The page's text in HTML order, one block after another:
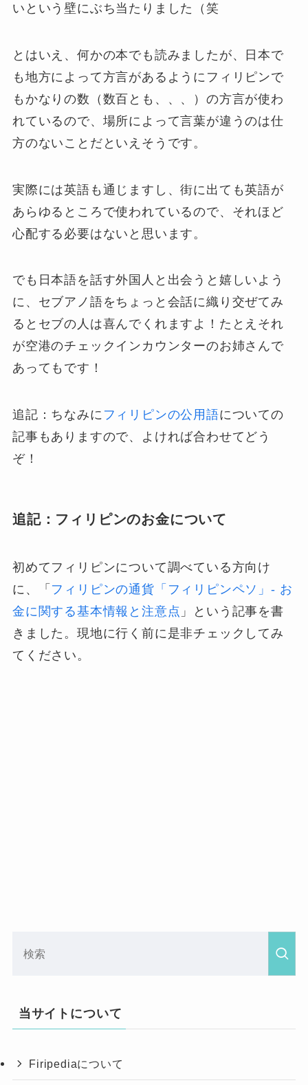
いという壁にぶち当たりました（笑
とはいえ、何かの本でも読みましたが、日本で
も地方によって方言があるようにフィリピンで
もかなりの数（数百とも、、、）の方言が使わ
れているので、場所によって言葉が違うのは仕
方のないことだといえそうです。
実際には英語も通じますし、街に出ても英語が
あらゆるところで使われているので、それほど
心配する必要はないと思います。
でも日本語を話す外国人と出会うと嬉しいよう
に、 セブアノ語をちょっと会話に織り交ぜてみ
るとセブの人は喜んでくれますよ！ たとえそれ
が空港のチェックインカウンターのお姉さんで
あってもです！
追記：ちなみに フィリピンの公用語についての
記事もありますので、よければ合わせてどう
ぞ！
追記：フィリピンのお金について
初めてフィリピンについて調べている方向け
に、「 フィリピンの通貨「フィリピンペソ」- お
金に関する基本情報と注意点 」という記事を書
きました。現地に行く前に是非チェックしてみ
てください。
当サイトについて
Firipediaについて